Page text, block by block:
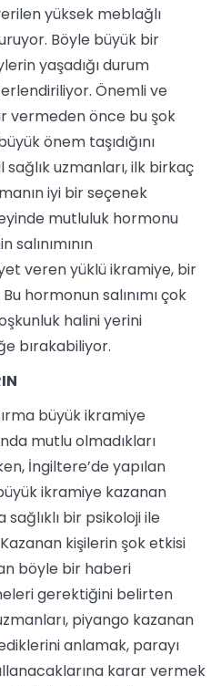
yüksek meblağlı
Böyle büyük bir
yaşadığı durum
Önemli ve
vermeden önce bu şok
önem taşıdığını
uzmanları, ilk birkaç
iyi bir seçenek
mutluluk hormonu
veren yüklü ikramiye, bir
hormonun salınımı çok
halini yerini
bırakabiliyor.
büyük ikramiye
mutlu olmadıkları
İngiltere’de yapılan
ikramiye kazanan
bir psikoloji ile
kişilerin şok etkisi
böyle bir haberi
gerektiğini belirten
piyango kazanan
anlamak, parayı
karar vermek